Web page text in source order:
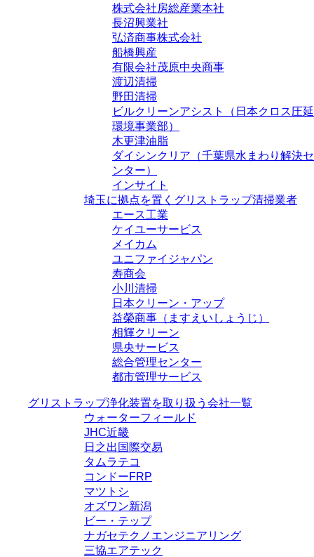
株式会社房総産業本社
長沼興業社
弘済商事株式会社
船橋興産
有限会社茂原中央商事
渡辺清掃
野田清掃
ビルクリーンアシスト（日本クロス圧延
環境事業部）
木更津油脂
ダイシンクリア（千葉県水まわり解決セ
ンター）
インサイト
埼玉に拠点を置くグリストラップ清掃業者
エース工業
ケイユーサービス
メイカム
ユニファイジャパン
寿商会
小川清掃
日本クリーン・アップ
益榮商事（ますえいしょうじ）
相輝クリーン
県央サービス
総合管理センター
都市管理サービス
グリストラップ浄化装置を取り扱う会社一覧
ウォーターフィールド
JHC近畿
日之出国際交易
タムラテコ
コンドーFRP
マツトシ
オズワン新潟
ビー・テップ
ナガセテクノエンジニアリング
三協エアテック